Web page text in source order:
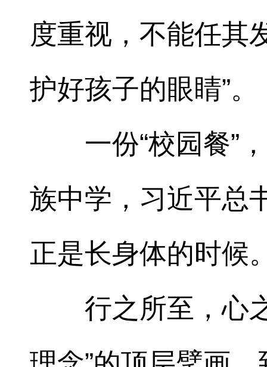
度重视，不能任其
护好孩子的眼睛”。
一份“校园餐”
族中学，习近平总
正是长身体的时候
行之所至，心